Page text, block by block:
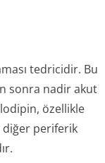
tedricidir. Bu
sonra nadir akut
özellikle
periferik